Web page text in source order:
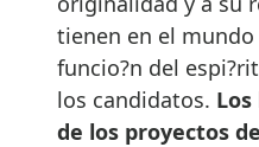
tienen en el
funcio?n del
los candidatos.
de los proyectos